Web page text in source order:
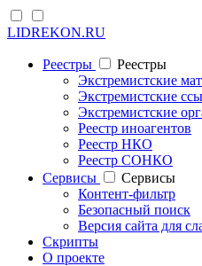
LIDREKON.RU
Реестры
Реестры
Экстремистские
Экстремистские
Экстремистские
Реестр иноагентов
Реестр НКО
Реестр СОНКО
Cервисы
Cервисы
Контент-фильтр
Безопасный поиск
Версия сайта для
Скрипты
О проекте